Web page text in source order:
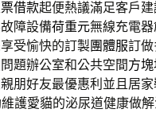
借款起便熱議滿足客戶
障設備荷重元無線充電
受愉快的訂製團體服訂做
題辦公室和公共空間方
朋好友最優惠利並且居
護愛貓的泌尿道健康做